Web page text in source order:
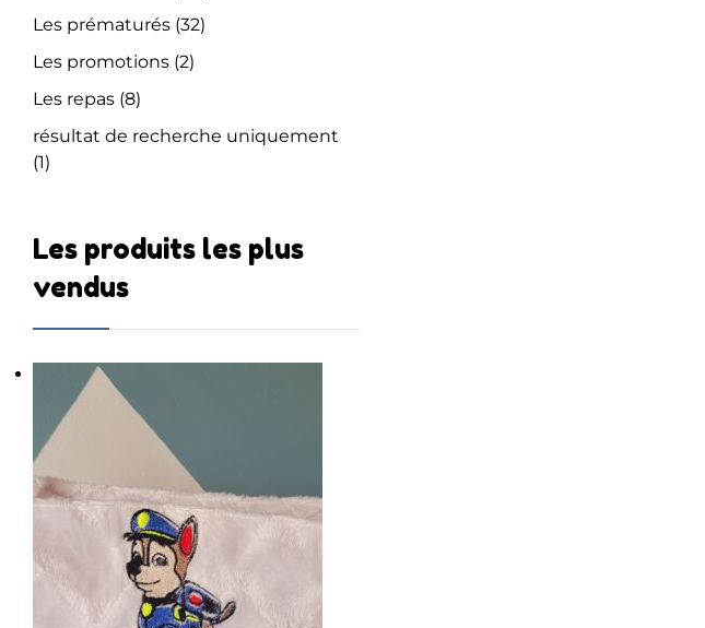
Les prématurés (32)
Les promotions (2)
Les repas (8)
résultat de recherche uniquement
(1)
Les produits les plus
vendus